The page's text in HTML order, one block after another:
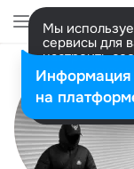
Мы
сервисы для
настроить
Разрешить
Информация
на